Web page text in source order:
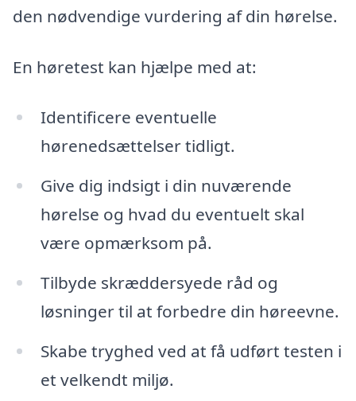
den nødvendige vurdering af din hørelse.
En høretest kan hjælpe med at:
Identificere eventuelle
hørenedsættelser tidligt.
Give dig indsigt i din nuværende
hørelse og hvad du eventuelt skal
være opmærksom på.
Tilbyde skræddersyede råd og
løsninger til at forbedre din høreevne.
Skabe tryghed ved at få udført testen i
et velkendt miljø.